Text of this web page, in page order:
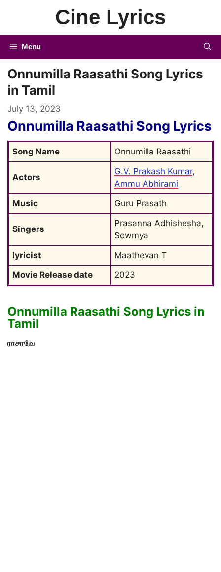
Cine Lyrics
Menu
Onnumilla Raasathi Song Lyrics
in Tamil
July 13, 2023
Onnumilla Raasathi Song Lyrics
Song Name Onnumilla Raasathi
Actors
G.V. Prakash Kumar
Ammu Abhirami
Music
Guru Prasath
Singers
Prasanna Adhishesha,
Sowmya
lyricist
Maathevan T
Movie Release date
2023
Onnumilla Raasathi Song Lyrics in
Tamil
ராசாவே